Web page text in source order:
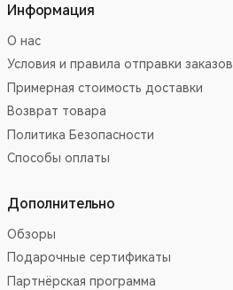
Информация
О нас
Условия и правила отправки заказов
Примерная стоимость доставки
Возврат товара
Политика Безопасности
Способы оплаты
Дополнительно
Обзоры
Подарочные сертификаты
Партнёрская программа